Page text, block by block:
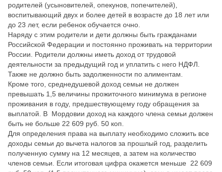
родителей (усыновителей, опекунов, попечителей),
воспитывающий двух и более детей в возрасте до 18 лет или
до 23 лет, если ребенок обучается очно.
Наряду с этим родители и дети должны быть гражданами
Российской Федерации и постоянно проживать на территории
России. Родители должны иметь доход от трудовой
деятельности за предыдущий год и уплатить с него НДФЛ.
Также не должно быть задолженности по алиментам.
Кроме того, среднедушевой доход семьи не должен
превышать 1,5 величины прожиточного минимума в регионе
проживания в году, предшествующему году обращения за
выплатой. В Мордовии доход на каждого члена семьи должен
быть не больше 22 609 руб. 50 коп.
Для определения права на выплату необходимо сложить все
доходы семьи до вычета налогов за прошлый год, разделить
полученную сумму на 12 месяцев, а затем на количество
членов семьи. Если итоговая цифра окажется меньше 22 609